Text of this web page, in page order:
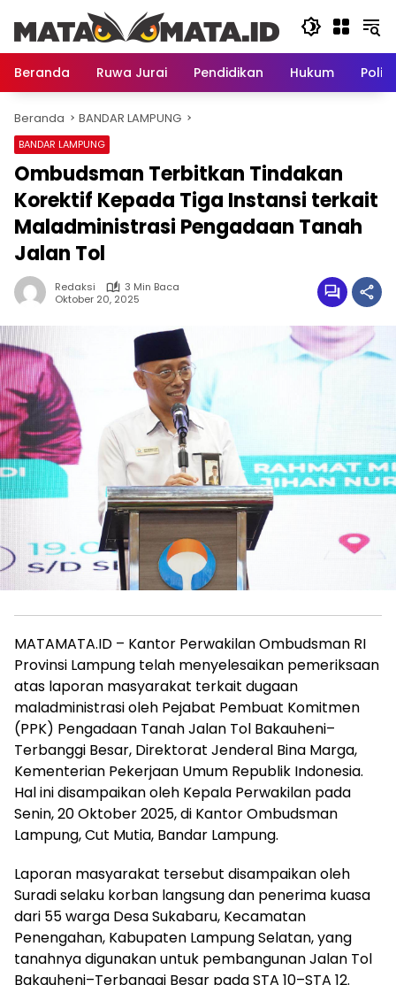
konten
Beranda
Ruwa Jurai Pendidikan Hukum
Beranda BANDAR LAMPUNG
BANDAR LAMPUNG
Ombudsman Terbitkan Tindakan
Korektif Kepada Tiga Instansi terkait
Maladministrasi Pengadaan Tanah
Jalan Tol
Redaksi
3 Min Baca
Oktober 20, 2025
MATAMATA.ID – Kantor Perwakilan Ombudsman RI
Provinsi Lampung telah menyelesaikan pemeriksaan
atas laporan masyarakat terkait dugaan
maladministrasi oleh Pejabat Pembuat Komitmen
(PPK) Pengadaan Tanah Jalan Tol Bakauheni–
Terbanggi Besar, Direktorat Jenderal Bina Marga,
Kementerian Pekerjaan Umum Republik Indonesia.
Hal ini disampaikan oleh Kepala Perwakilan pada
Senin, 20 Oktober 2025, di Kantor Ombudsman
Lampung, Cut Mutia, Bandar Lampung.
Laporan masyarakat tersebut disampaikan oleh
Suradi selaku korban langsung dan penerima kuasa
dari 55 warga Desa Sukabaru, Kecamatan
Penengahan, Kabupaten Lampung Selatan, yang
tanahnya digunakan untuk pembangunan Jalan Tol
Bakauheni–Terbanggi Besar pada STA 10–STA 12.